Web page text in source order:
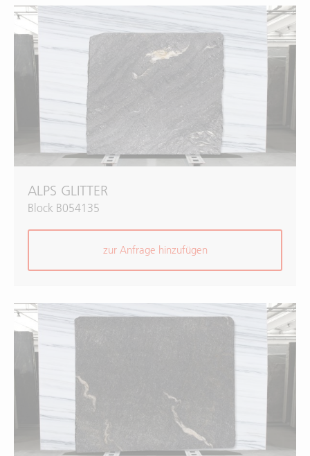
ALPS GLITTER
Block B054135
zur Anfrage hinzufügen